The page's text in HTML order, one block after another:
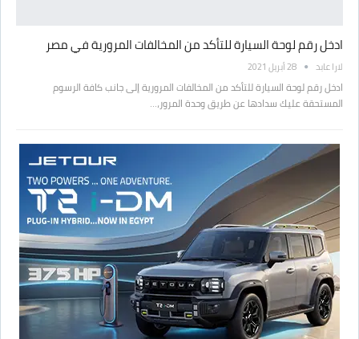
ادخل رقم لوحة السيارة للتأكد من المخالفات المرورية في مصر
لارا عابد 28 أبريل 2021
ادخل رقم لوحة السيارة للتأكد من المخالفات المرورية إلى جانب كافة الرسوم
المستحقة عليك سدادها عن طريق وحدة المرور،…